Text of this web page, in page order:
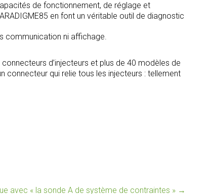
de fonctionnement, de réglage et
en font un véritable outil de diagnostic
communication ni affichage.
d’injecteurs et plus de 40 modèles de
connecteur qui relie tous les injecteurs : tellement
avec « la sonde A de système de contraintes » →